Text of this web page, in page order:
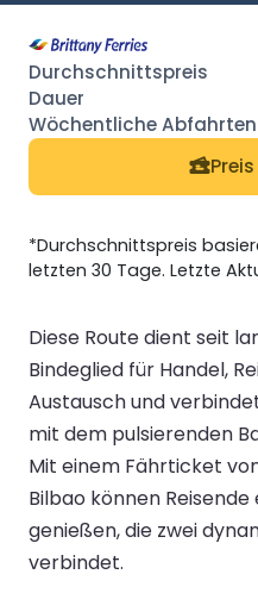
*Durchschnittspreis
letzten 30 Tage. Letzte
Diese Route dient seit
Bindeglied für Handel,
Austausch und
mit dem pulsierenden
Mit einem Fährticket
Bilbao können
genießen, die zwei
verbindet.